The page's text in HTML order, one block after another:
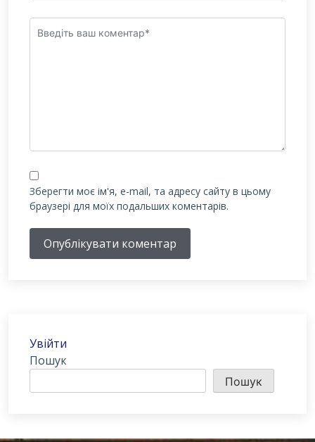
Зберегти моє ім'я, e-mail, та адресу сайту в цьому
браузері для моїх подальших коментарів.
Опублікувати коментар
Увійти
Пошук
Пошук